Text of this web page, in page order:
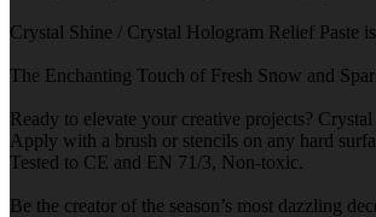
Crystal Shine / Crystal Hologram Relief Paste
The Enchanting Touch of Fresh Snow and
Ready to elevate your creative projects?
Apply with a brush or stencils on any hard
Tested to CE and EN 71/3, Non-toxic.
Be the creator of the season’s most dazzling